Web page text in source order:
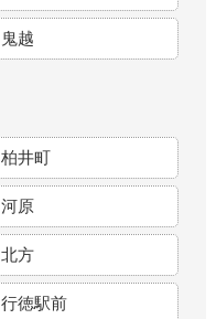
鬼越
柏井町
河原
北方
行徳駅前